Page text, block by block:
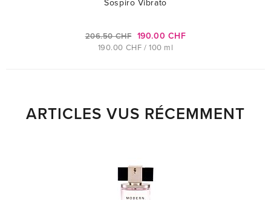
Sospiro Vibrato
206.50 CHF 190.00 CHF
190.00 CHF / 100 ml
ARTICLES VUS RÉCEMMENT